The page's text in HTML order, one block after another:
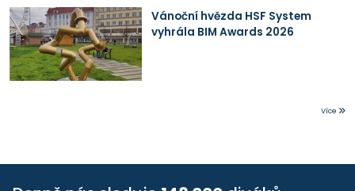
Vánoční hvězda HSF System
vyhrála BIM Awards 2026
Více